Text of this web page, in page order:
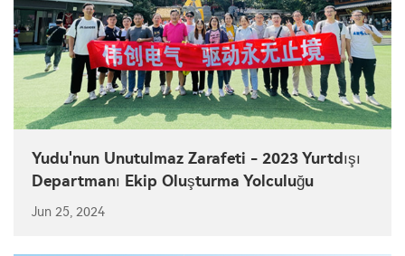
Yudu'nun Unutulmaz Zarafeti - 2023 Yurtdışı
Departmanı Ekip Oluşturma Yolculuğu
Jun 25, 2024